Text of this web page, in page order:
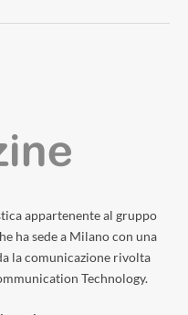
appartenente al gruppo
ha sede a Milano con una
la comunicazione rivolta
Technology.